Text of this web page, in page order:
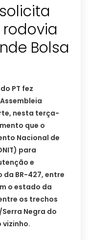
Bolsa
PT fez
nesta terça-
que o
Nacional de
para
e
BR-427, entre
o estado da
os trechos
Negra do
vizinho.